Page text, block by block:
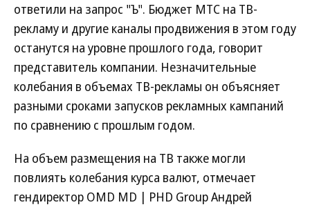
ответили на запрос "Ъ". Бюджет МТС на ТВ-
рекламу и другие каналы продвижения в этом году
останутся на уровне прошлого года, говорит
представитель компании. Незначительные
колебания в объемах ТВ-рекламы он объясняет
разными сроками запусков рекламных кампаний
по сравнению с прошлым годом.
На объем размещения на ТВ также могли
повлиять колебания курса валют, отмечает
гендиректор OMD MD | PHD Group Андрей